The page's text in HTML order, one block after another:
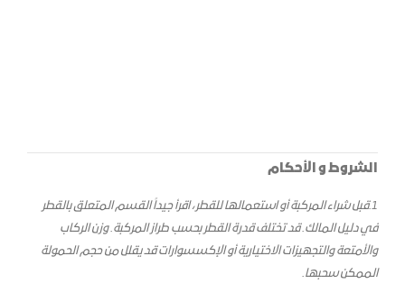
الشروط و الأحكام
1.قبل شراء المركبة أو استعمالها للقطر، اقرأ جيداً القسم المتعلق بالقطر
في دليل المالك. قد تختلف قدرة القطر بحسب طراز المركبة. وزن الركاب
والأمتعة والتجهيزات الاختيارية أو الإكسسوارات قد يقلل من حجم الحمولة
الممكن سحبها.